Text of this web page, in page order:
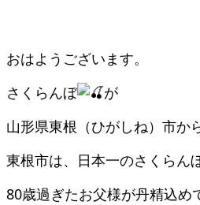
おはようございます。
さくらんぼ
が
山形県東根（ひがしね）市か
東根市は、日本一のさくらん
80歳過ぎたお父様が丹精込め